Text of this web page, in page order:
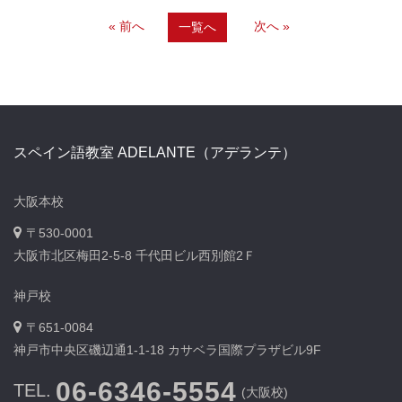
« 前へ 一覧へ 次へ »
スペイン語教室 ADELANTE（アデランテ）
大阪本校
〒530-0001
大阪市北区梅田2-5-8 千代田ビル西別館2Ｆ
神戸校
〒651-0084
神戸市中央区磯辺通1-1-18 カサベラ国際プラザビル9F
TEL. 06-6346-5554 (大阪校)